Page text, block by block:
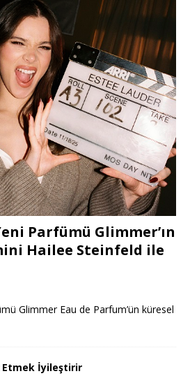
Parfümü Glimmer’ın
Hailee Steinfeld ile
Glimmer Eau de Parfum’ün küresel
İyileştirir